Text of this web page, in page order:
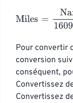
Miles
Pour convertir
conversion
conséquent,
Convertissez
Convertissez